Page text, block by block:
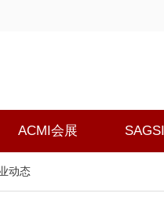
ACMI会展 SAGSI
动态